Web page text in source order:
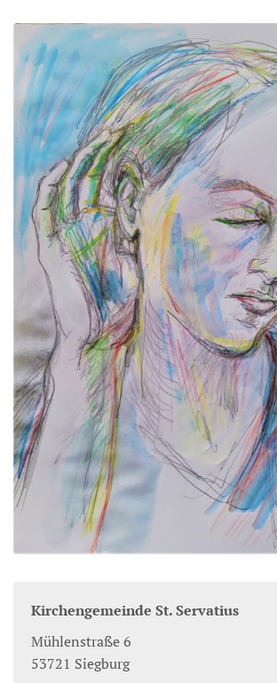
Kirchengemeinde St. Servatius
Mühlenstraße 6
53721 Siegburg